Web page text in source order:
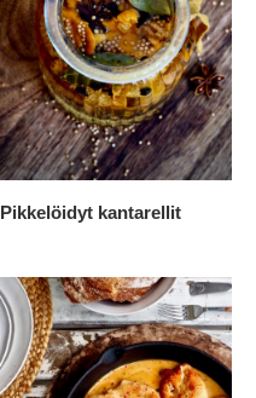
Pikkelöidyt kantarellit